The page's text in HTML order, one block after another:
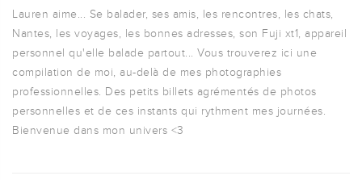
Lauren aime... Se balader, ses amis, les rencontres, les chats,
Nantes, les voyages, les bonnes adresses, son Fuji xt1, appareil
personnel qu'elle balade partout... Vous trouverez ici une
compilation de moi, au-delà de mes photographies
professionnelles. Des petits billets agrémentés de photos
personnelles et de ces instants qui rythment mes journées.
Bienvenue dans mon univers <3